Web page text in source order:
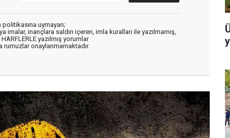
politikasına uymayan;
inançlara saldırı içeren, imla kuralları ile yazılmamış,
yazılmış yorumlar
rumuzlar onaylanmamaktadır.